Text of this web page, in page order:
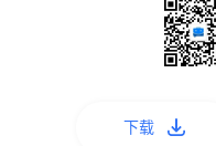
下载